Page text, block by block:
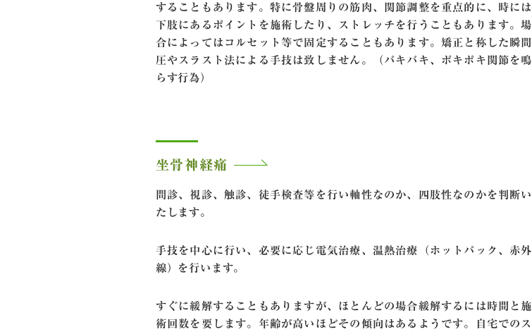
することもあります。特に骨盤周りの筋肉、関節調整を重点的に、時には
下肢にあるポイントを施術したり、ストレッチを行うこともあります。場
合によってはコルセット等で固定することもあります。矯正と称した瞬間
圧やスラスト法による手技は致しません。（バキバキ、ポキポキ関節を鳴
らす行為）
坐骨神経痛
問診、視診、触診、徒手検査等を行い軸性なのか、四肢性なのかを判断い
たします。
手技を中心に行い、必要に応じ電気治療、温熱治療（ホットパック、赤外
線）を行います。
すぐに緩解することもありますが、ほとんどの場合緩解するには時間と施
術回数を要します。年齢が高いほどその傾向はあるようです。自宅でのス